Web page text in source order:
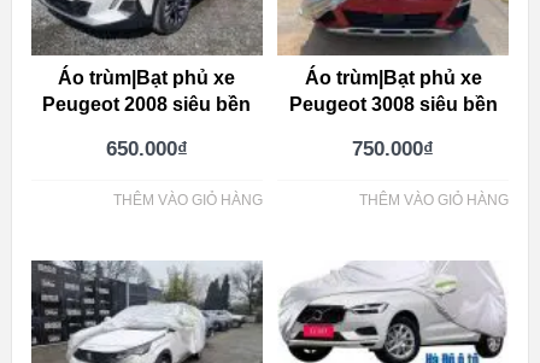
Áo trùm|Bạt phủ xe
Peugeot 2008 siêu bền
650.000₫
THÊM VÀO GIỎ HÀNG
Áo trùm|Bạt phủ xe
Peugeot 3008 siêu bền
750.000₫
THÊM VÀO GIỎ HÀNG